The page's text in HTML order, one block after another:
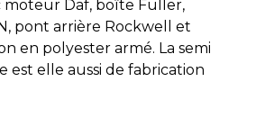
moteur Daf, boîte Fuller,
pont arrière Rockwell et
en polyester armé. La semi
est elle aussi de fabrication